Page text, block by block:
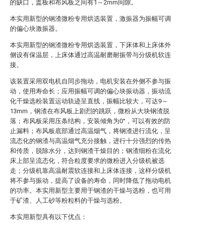
的缺口，盖板和布风板之间有1～2mm间隙。
本实用新型的钢渣微粉专用烘选装置，激振器为振幅可调
的偏心块激振器。
本实用新型的钢渣微粉专用烘选装置，下床体和上床体外
侧设有保温层，上床体通过高温耐磨耐振带与分级机软连
接。
该装置采用双电机自同步拖动，电机安装在外侧不参与振
动，使用寿命长；应用振幅可调的偏心块振动器，振动流
化干燥选粉装置运动轨迹呈直线，振幅比较大，可达9～
13mm，钢渣在布风板上剧烈的跳跃，微粉从大块钢渣脱
落；布风板采用压条结构，安装倾角为0°，可以有效的防
止漏料；布风板底部通过高温烟气，将钢渣进行流化，呈
流态化的钢渣与高温烟气充分接触，进行十分强烈的传热
和传质，脱除水分，达到钢渣干燥目的；钢渣细粉在流化
床上部呈流态化，符合粒度要求的微粉进入分级机被选
走；分级机靠高温耐震软连接和上床体连接，这样分级机
将不参与振动，提高了设备的寿命，同时降低了拖动电机
的功率。本实用新型主要用于钢渣的干燥与选粉，也可用
于矿渣、人工砂等粉粒料的干燥与选粉。
本实用新型具有以下优点：